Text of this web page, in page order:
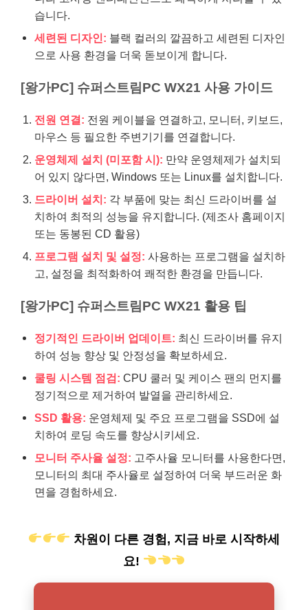
습니다.
세련된 디자인: 블랙 컬러의 깔끔하고 세련된 디자인
으로 사용 환경을 더욱 돋보이게 합니다.
[왕가PC] 슈퍼스트림PC WX21 사용 가이드
전원 연결: 전원 케이블을 연결하고, 모니터, 키보드,
마우스 등 필요한 주변기기를 연결합니다.
운영체제 설치 (미포함 시): 만약 운영체제가 설치되
어 있지 않다면, Windows 또는 Linux를 설치합니다.
드라이버 설치: 각 부품에 맞는 최신 드라이버를 설
치하여 최적의 성능을 유지합니다. (제조사 홈페이지
또는 동봉된 CD 활용)
프로그램 설치 및 설정: 사용하는 프로그램을 설치하
고, 설정을 최적화하여 쾌적한 환경을 만듭니다.
[왕가PC] 슈퍼스트림PC WX21 활용 팁
정기적인 드라이버 업데이트: 최신 드라이버를 유지
하여 성능 향상 및 안정성을 확보하세요.
쿨링 시스템 점검: CPU 쿨러 및 케이스 팬의 먼지를
정기적으로 제거하여 발열을 관리하세요.
SSD 활용: 운영체제 및 주요 프로그램을 SSD에 설
치하여 로딩 속도를 향상시키세요.
모니터 주사율 설정: 고주사율 모니터를 사용한다면,
모니터의 최대 주사율로 설정하여 더욱 부드러운 화
면을 경험하세요.
차원이 다른 경험, 지금 바로 시작하세
요!